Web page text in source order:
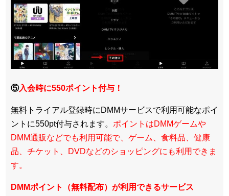
⑤入会時に550ポイント付与！
無料トライアル登録時にDMMサービスで利用可能なポイ
ントに550pt付与されます。 ポイントはDMMゲームや
DMM通販などでも利用可能で、ゲーム、食料品、健康
品、チケット、DVDなどのショッピングにも利用できま
す。
DMMポイント（無料配布）が利用できるサービス